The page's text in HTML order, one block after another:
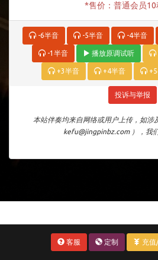
*售价：普通会员10
-6半音 -5半音 -4半音
-1半音 播放原调试听
+3半音 +4半音 +5
投诉与举报
本站伴奏均来自网络或用户上传，如涉
kefu@jingpinbz.com ），我
客服 定制 充值